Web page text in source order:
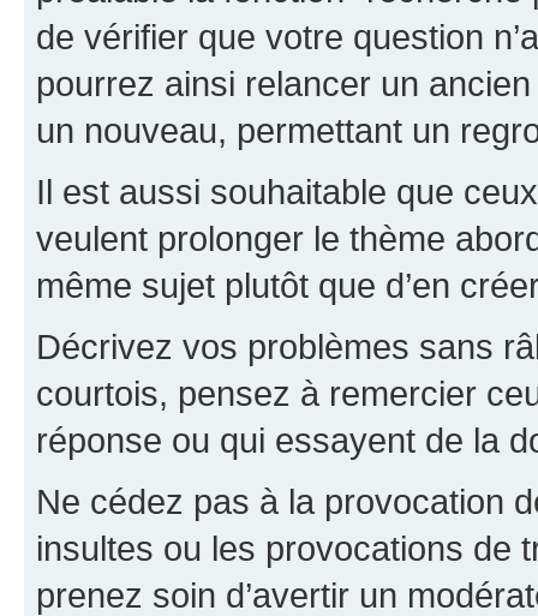
de vérifier que votre question
pourrez ainsi relancer un
un nouveau, permettant un
Il est aussi souhaitable que
veulent prolonger le thème
même sujet plutôt que d’en
Décrivez vos problèmes sans
courtois, pensez à remercier
réponse ou qui essayent de la
Ne cédez pas à la provocation
insultes ou les provocations de
prenez soin d’avertir un